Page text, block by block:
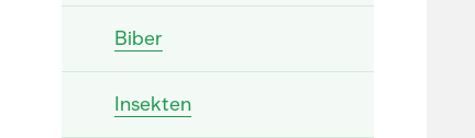
Biber
Insekten